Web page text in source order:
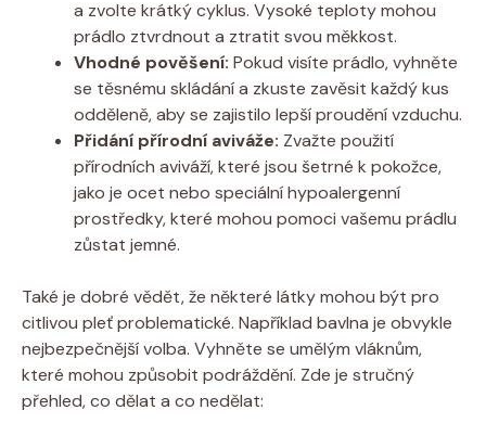
a zvolte krátký​ cyklus. Vysoké teploty​ mohou
prádlo ztvrdnout a ztratit⁢ svou měkkost.
Vhodné ⁢pověšení: Pokud visíte prádlo, vyhněte
se těsnému skládání a zkuste ​zavěsit každý kus ​
odděleně, aby se zajistilo‌ lepší​ proudění vzduchu.
Přidání přírodní ‍aviváže: Zvažte ​použití
přírodních aviváží, které‍ jsou ‌šetrné k pokožce,
jako​ je⁤ ocet‌ nebo ⁣speciální‌ hypoalergenní
prostředky, ⁣které mohou pomoci vašemu ⁣prádlu
zůstat⁤ jemné.
Také⁢ je dobré ​vědět, že​ některé látky mohou být pro⁤
citlivou ⁤pleť problematické.‍ Například bavlna je ‍obvykle
nejbezpečnější volba. Vyhněte se umělým vláknům, ​
které mohou způsobit podráždění. ‌Zde je stručný
přehled, ⁢co dělat a⁢ co nedělat: